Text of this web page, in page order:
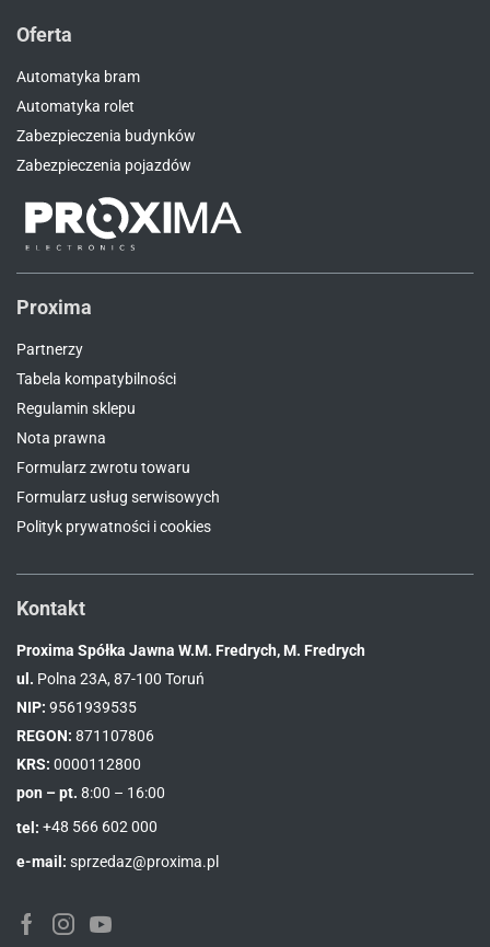
Oferta
Automatyka bram
Automatyka rolet
Zabezpieczenia budynków
Zabezpieczenia pojazdów
Proxima
Partnerzy
Tabela kompatybilności
Regulamin sklepu
Nota prawna
Formularz zwrotu towaru
Formularz usług serwisowych
Polityk prywatności i cookies
Kontakt
Proxima Spółka Jawna W.M. Fredrych, M. Fredrych
ul. Polna 23A, 87-100 Toruń
NIP: 9561939535
REGON: 871107806
KRS: 0000112800
pon – pt. 8:00 – 16:00
tel: +48 566 602 000
e-mail: sprzedaz@proxima.pl